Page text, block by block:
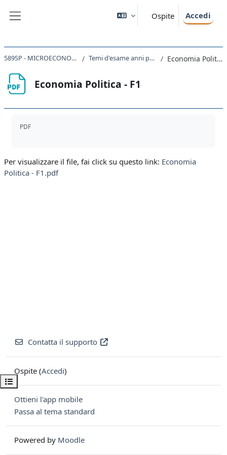
Ospite Accedi
Apri indice del corso
589SP - MICROECONOMIA 2024 Temi d'esame anni precedenti Economia Politica - F1
Economia Politica - F1
PDF
Per visualizzare il file, fai click su questo link: Economia
Politica - F1.pdf
Contatta il supporto
Ospite (Accedi)
Ottieni l'app mobile
Passa al tema standard
Powered by Moodle